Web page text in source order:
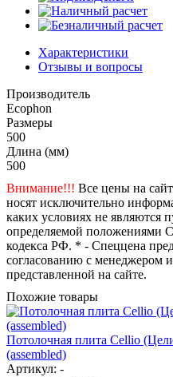
Характеристики
Отзывы и вопросы
Производитель
Ecophon
Размеры
500
Длина (мм)
500
Внимание!!! Все цены на
носят исключительно
каких условиях не являются
определяемой положениями
кодекса РФ. * - Спеццена
согласованию с менеджером
представленной на сайте.
Похожие товары
Потолочная плита Cellio
(assembled)
Артикул: -